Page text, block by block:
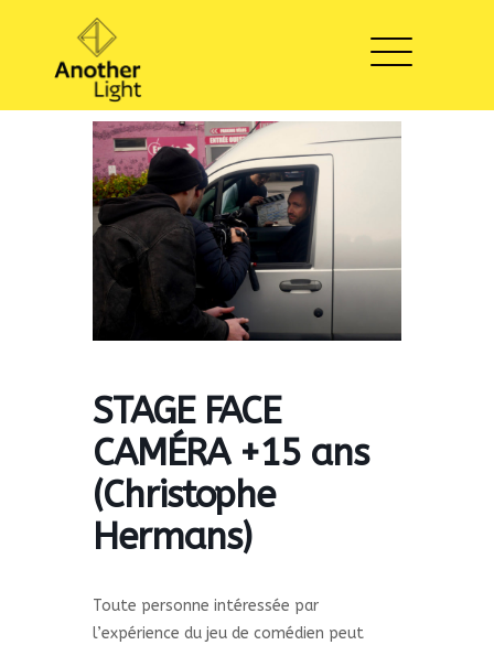
STAGE FACE
CAMÉRA +15 ans
(Christophe
Hermans)
Toute personne intéressée par
l’expérience du jeu de comédien peut